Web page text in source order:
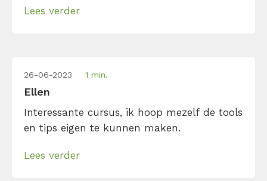
Lees verder
26-06-2023 1 min.
Ellen
Interessante cursus, ik hoop mezelf de tools
en tips eigen te kunnen maken.
Lees verder